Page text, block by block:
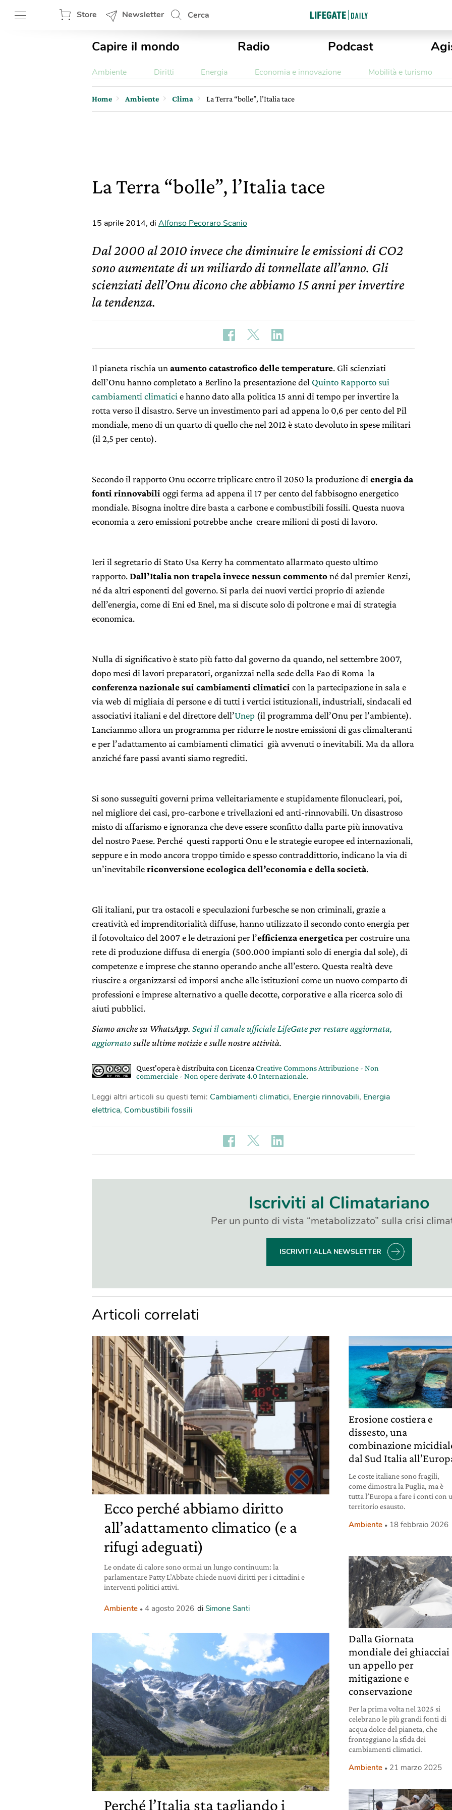
Store Newsletter Cerca
Capire il mondo Radio Podcast
Ambiente Diritti Energia Economia e innovazione Mobilità e turismo
Home Ambiente Clima La Terra “bolle”, l’Italia tace
La Terra “bolle”, l’Italia tace
15 aprile 2014, di Alfonso Pecoraro Scanio
Dal 2000 al 2010 invece che diminuire le emissioni di CO2
sono aumentate di un miliardo di tonnellate all’anno. Gli
scienziati dell’Onu dicono che abbiamo 15 anni per invertire
la tendenza.
Il pianeta rischia un aumento catastrofico delle temperature. Gli scienziati
dell’Onu hanno completato a Berlino la presentazione del Quinto Rapporto sui
cambiamenti climatici e hanno dato alla politica 15 anni di tempo per invertire la
rotta verso il disastro. Serve un investimento pari ad appena lo 0,6 per cento del Pil
mondiale, meno di un quarto di quello che nel 2012 è stato devoluto in spese militari
(il 2,5 per cento).
Secondo il rapporto Onu occorre triplicare entro il 2050 la produzione di energia da
fonti rinnovabili oggi ferma ad appena il 17 per cento del fabbisogno energetico
mondiale. Bisogna inoltre dire basta a carbone e combustibili fossili. Questa nuova
economia a zero emissioni potrebbe anche creare milioni di posti di lavoro.
Ieri il segretario di Stato Usa Kerry ha commentato allarmato questo ultimo
rapporto.Dall’Italia non trapela invece nessun commentoné dal premier Renzi,
né da altri esponenti del governo. Si parla dei nuovi vertici proprio di aziende
dell’energia, come di Eni ed Enel, ma si discute solo di poltrone e mai di strategia
economica.
Nulla di significativo è stato più fatto dal governo da quando, nel settembre 2007,
dopo mesi di lavori preparatori, organizzai nella sede della Fao di Roma la
conferenza nazionale sui cambiamenti climatici con la partecipazione in sala e
via web di migliaia di persone e di tutti i vertici istituzionali, industriali, sindacali ed
associativi italiani e del direttore dell’Unep (il programma dell’Onu per l’ambiente).
Lanciammo allora un programma per ridurre le nostre emissioni di gas climalteranti
e per l’adattamento ai cambiamenti climatici già avvenuti o inevitabili. Ma da allora
anziché fare passi avanti siamo regrediti.
Si sono susseguiti governi prima velleitariamente e stupidamente filonucleari, poi,
nel migliore dei casi, pro-carbone e trivellazioni ed anti-rinnovabili. Un disastroso
misto di affarismo e ignoranza che deve essere sconfitto dalla parte più innovativa
del nostro Paese. Perché questi rapporti Onu e le strategie europee ed internazionali,
seppure e in modo ancora troppo timido e spesso contraddittorio, indicano la via di
un’inevitabilericonversione ecologica dell’economia e della società.
Gli italiani, pur tra ostacoli e speculazioni furbesche se non criminali, grazie a
creatività ed imprenditorialità diffuse, hanno utilizzato il secondo conto energia per
il fotovoltaico del 2007 e le detrazioni per l’efficienza energeticaper costruire una
rete di produzione diffusa di energia (500.000 impianti solo di energia dal sole), di
competenze e imprese che stanno operando anche all’estero. Questa realtà deve
riuscire a organizzarsi ed imporsi anche alle istituzioni come un nuovo comparto di
professioni e imprese alternativo a quelle decotte, corporative e alla ricerca solo di
aiuti pubblici.
Siamo anche su WhatsApp. Segui il canale ufficiale LifeGate per restare aggiornata,
aggiornatosulle ultime notizie e sulle nostre attività.
Quest'opera è distribuita con Licenza Creative Commons Attribuzione - Non
commerciale - Non opere derivate 4.0 Internazionale.
Leggi altri articoli su questi temi: Cambiamenti climatici, Energie rinnovabili, Energia
elettrica, Combustibili fossili
Iscriviti al Climatariano
Per un punto di vista “metabolizzato” sulla crisi
ISCRIVITI ALLA NEWSLETTER
Articoli correlati
Ecco perché abbiamo diritto
all’adattamento climatico (e a
rifugi adeguati)
Le ondate di calore sono ormai un lungo continuum: la
parlamentare Patty L’Abbate chiede nuovi diritti per i cittadini e
interventi politici attivi.
Ambiente 4 agosto 2026 di Simone Santi
Perché l’Italia sta tagliando i
Erosione costiera e
dissesto, una
combinazione
dal Sud Italia
Le coste italiane sono fragili,
come dimostra la Puglia, ma è
tutta l’Europa a fare i conti con
territorio esausto.
Ambiente 18 febbraio 2026
Dalla Giornata
mondiale dei ghiacciai
un appello per
mitigazione e
conservazione
Per la prima volta nel 2025 si
celebrano le più grandi fonti di
acqua dolce del pianeta, che
fronteggiano la sfida dei
cambiamenti climatici.
Ambiente 21 marzo 2025